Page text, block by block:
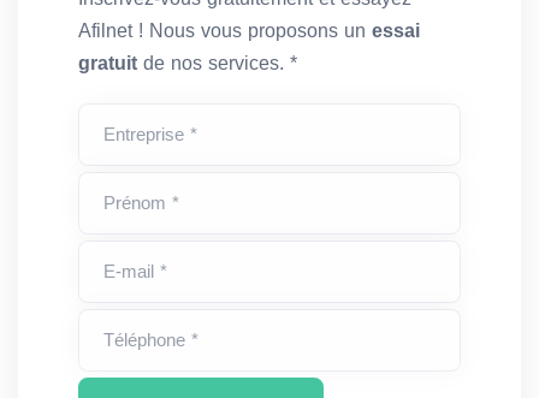
Afilnet ! Nous vous proposons un essai
gratuit de nos services. *
Entreprise *
Prénom *
E-mail *
Téléphone *